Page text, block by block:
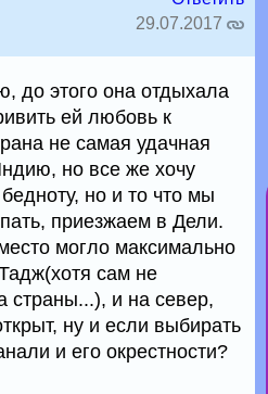
29.07.2017
до этого она отдыхала
ей любовь к
не самая удачная
но все же хочу
но и то что мы
приезжаем в Дели.
могло максимально
сам не
страны...), и на север,
ну и если выбирать
и его окрестности?